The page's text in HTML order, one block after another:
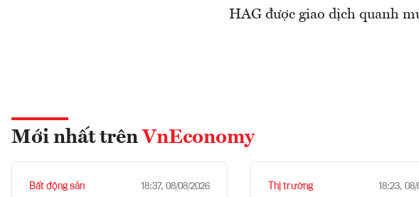
HAG được giao dịch quanh
Mới nhất trên VnEconomy
Bất động sản 18:37, 08/08/2026 Thị trường 18:23,